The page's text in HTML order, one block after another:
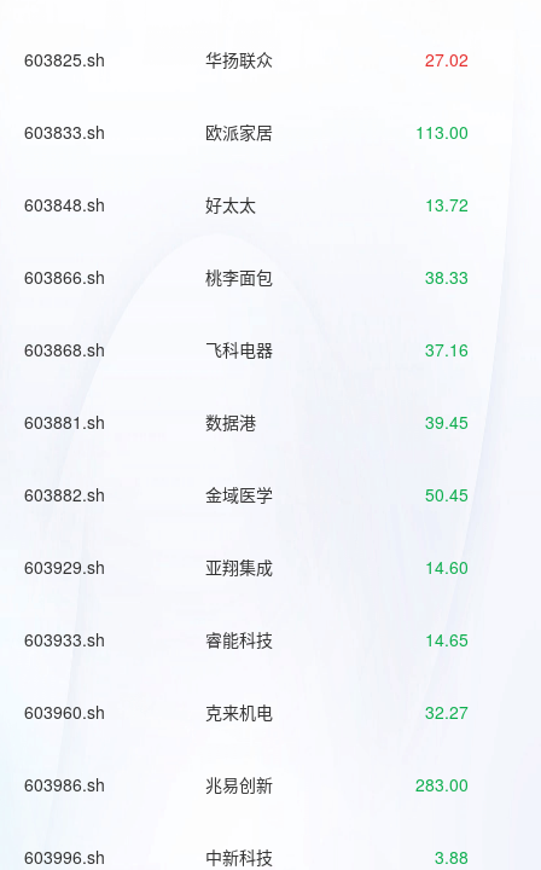
603825.sh 华扬联众 27.02
603833.sh 欧派家居 113.00
603848.sh 好太太 13.72
603866.sh 桃李面包 38.33
603868.sh 飞科电器 37.16
603881.sh 数据港 39.45
603882.sh 金域医学 50.45
603929.sh 亚翔集成 14.60
603933.sh 睿能科技 14.65
603960.sh 克来机电 32.27
603986.sh 兆易创新 283.00
603996.sh 中新科技 3.88